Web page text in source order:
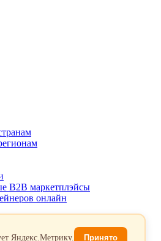
B2B маркетплэйсы
онлайн
Яндекс.Метрику. Принято